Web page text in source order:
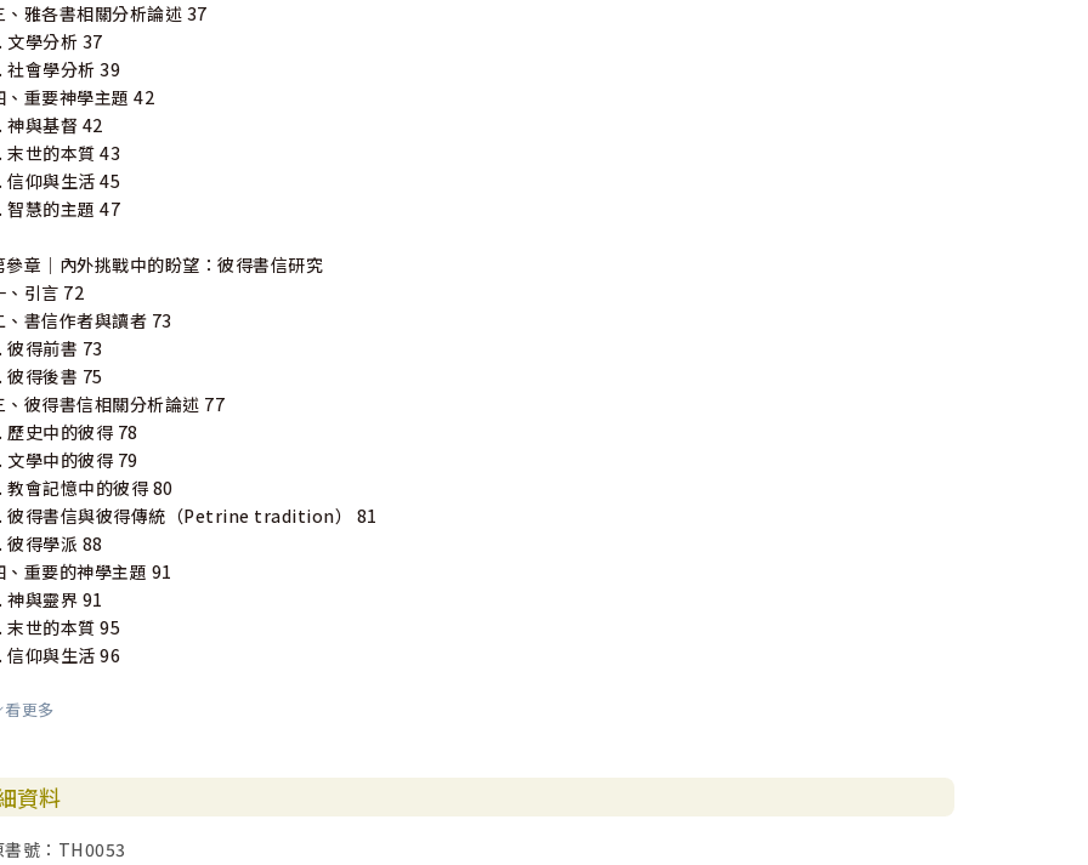
、雅各書相關分析論述 37
文學分析 37
社會學分析 39
、重要神學主題 42
神與基督 42
末世的本質 43
信仰與生活 45
智慧的主題 47
參章｜內外挑戰中的盼望：彼得書信研究
、引言 72
、書信作者與讀者 73
彼得前書 73
彼得後書 75
、彼得書信相關分析論述 77
歷史中的彼得 78
文學中的彼得 79
教會記憶中的彼得 80
彼得書信與彼得傳統（Petrine tradition） 81
彼得學派 88
、重要的神學主題 91
神與靈界 91
末世的本質 95
信仰與生活 96
肆章｜真理與愛心的建造：約翰書信研究
、約翰書信相關分析論述 106
、重要神學主題 109
神與基督 109
看更多
資料
書號：TH0053